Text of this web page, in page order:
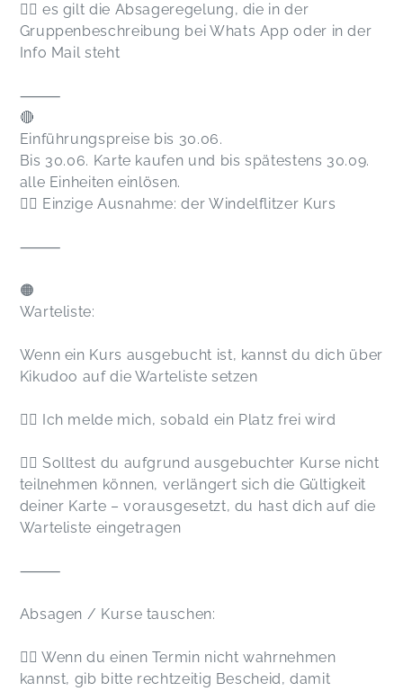
👉🏻 es gilt die Absageregelung, die in der
Gruppenbeschreibung bei Whats App oder in der
Info Mail steht
⸻
🔴
Einführungspreise bis 30.06.
Bis 30.06. Karte kaufen und bis spätestens 30.09.
alle Einheiten einlösen.
👉🏻 Einzige Ausnahme: der Windelflitzer Kurs
⸻
🟠
Warteliste:
Wenn ein Kurs ausgebucht ist, kannst du dich über
Kikudoo auf die Warteliste setzen
👉🏻 Ich melde mich, sobald ein Platz frei wird
👉🏻 Solltest du aufgrund ausgebuchter Kurse nicht
teilnehmen können, verlängert sich die Gültigkeit
deiner Karte – vorausgesetzt, du hast dich auf die
Warteliste eingetragen
⸻
Absagen / Kurse tauschen:
👉🏻 Wenn du einen Termin nicht wahrnehmen
kannst, gib bitte rechtzeitig Bescheid, damit